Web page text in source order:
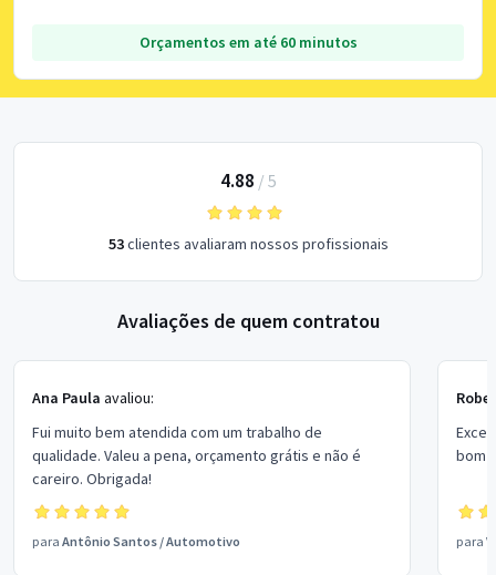
Orçamentos em até 60 minutos
4.88 / 5
53clientes avaliaram nossos profissionais
Avaliações de quem contratou
Ana Paula avaliou:
Fui muito bem atendida com um trabalho de
qualidade. Valeu a pena, orçamento grátis e não é
careiro. Obrigada!
para Antônio Santos /Automotivo
bom
para